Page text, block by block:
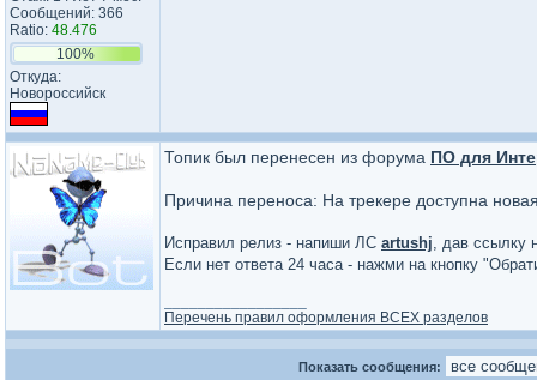
Сообщений: 366
Ratio: 48.476
100%
Откуда:
Новороссийск
Топик был перенесен из форума ПО для
Причина переноса: На трекере доступна
Исправил релиз - напиши ЛС artushj, дав ссылку
Если нет ответа 24 часа - нажми на кнопку
Перечень правил оформления ВСЕХ разделов
Показать сообщения: